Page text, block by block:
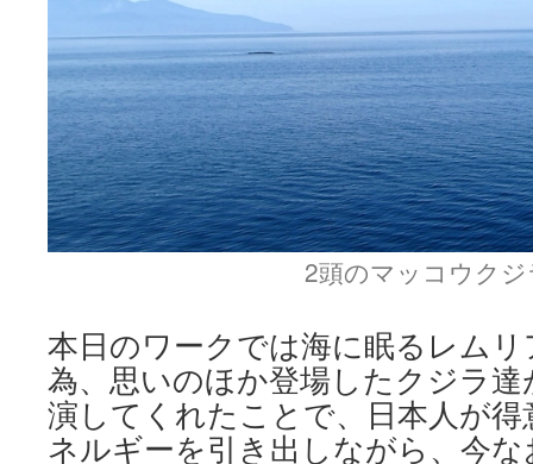
2頭のマッコウク
本日のワークでは海に眠るレム
為、思いのほか登場したクジラ
演してくれたことで、日本人が
ネルギーを引き出しながら、今